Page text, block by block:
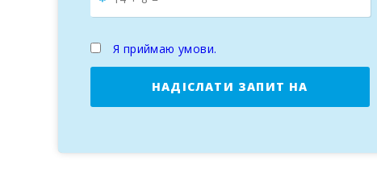
Я приймаю умови.
НАДІСЛАТИ ЗАПИТ НА